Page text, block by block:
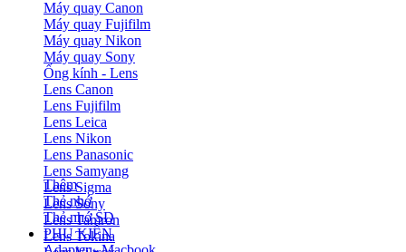
Máy quay Canon
Máy quay Fujifilm
Máy quay Nikon
Máy quay Sony
Ống kính - Lens
Lens Canon
Lens Fujifilm
Lens Leica
Lens Nikon
Lens Panasonic
Lens Samyang
Lens Sigma
Lens Sony
Lens Tamron
Lens Tokina
Thêm
Thẻ nhớ
Thẻ nhớ SD
PHỤ KIỆN